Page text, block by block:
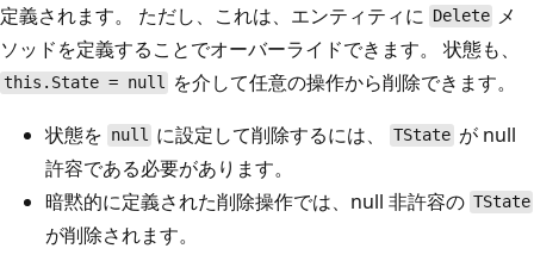
定義されます。 ただし、これは、エンティティに Delete メ
ソッドを定義することでオーバーライドできます。 状態も、
this.State = null を介して任意の操作から削除できます。
状態を null に設定して削除するには、 TState が null
許容である必要があります。
暗黙的に定義された削除操作では、null 非許容の TState
が削除されます。